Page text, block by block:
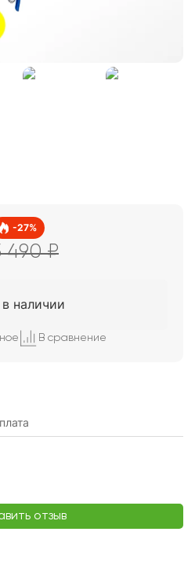
-27%
490₽
наличии
е В сравнение
отзыв